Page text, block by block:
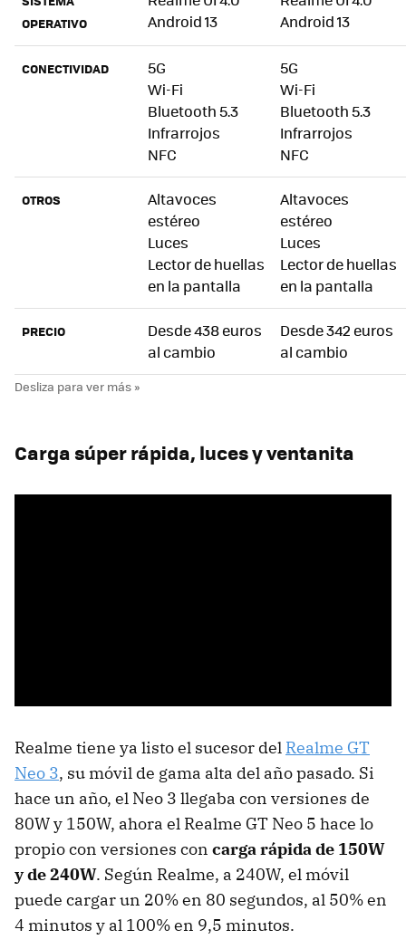
OPERATIVO
Android 13
Android 13
CONECTIVIDAD
5G
Wi-Fi
Bluetooth 5.3
Infrarrojos
NFC
5G
Wi-Fi
Bluetooth 5.3
Infrarrojos
NFC
OTROS
Altavoces
estéreo
Luces
Lector de huellas
en la pantalla
Altavoces
estéreo
Luces
Lector de huellas
en la pantalla
PRECIO
Desde 438 euros
al cambio
Desde 342 euros
al cambio
Carga súper rápida, luces y ventanita
Realme tiene ya listo el sucesor del Realme GT
Neo 3, su móvil de gama alta del año pasado. Si
hace un año, el Neo 3 llegaba con versiones de
80W y 150W, ahora el Realme GT Neo 5 hace lo
propio con versiones con carga rápida de 150W
y de 240W. Según Realme, a 240W, el móvil
puede cargar un 20% en 80 segundos, al 50% en
4 minutos y al 100% en 9,5 minutos.